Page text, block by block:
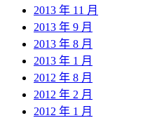
2013 年 11 月
2013 年 9 月
2013 年 8 月
2013 年 1 月
2012 年 8 月
2012 年 2 月
2012 年 1 月